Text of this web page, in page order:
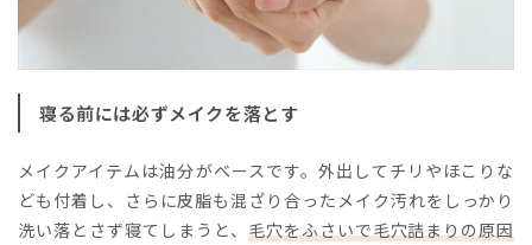
寝る前には必ずメイクを落とす
メイクアイテムは油分がベースです。外出してチリやほこりな
ども付着し、さらに皮脂も混ざり合ったメイク汚れをしっかり
洗い落とさず寝てしまうと、 毛穴をふさいで毛穴詰まりの原因